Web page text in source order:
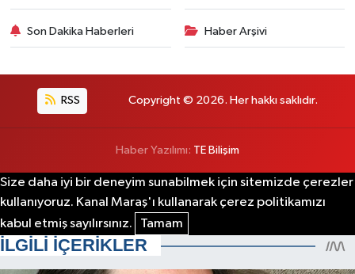
Son Dakika Haberleri Haber Arşivi
RSS Copyright © 2026. Her hakkı saklıdır.
Haber Yazılımı: TE Bilişim
Size daha iyi bir deneyim sunabilmek için sitemizde çerezler
kullanıyoruz. Kanal Maraş'ı kullanarak çerez politikamızı
kabul etmiş sayılırsınız.
Tamam